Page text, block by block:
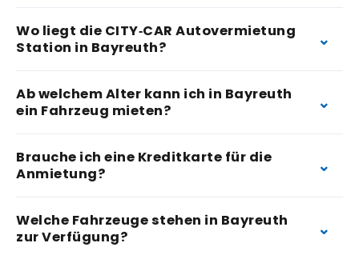
Wo liegt die CITY‑CAR Autovermietung
Station in Bayreuth?
Ab welchem Alter kann ich in Bayreuth
ein Fahrzeug mieten?
Brauche ich eine Kreditkarte für die
Anmietung?
Welche Fahrzeuge stehen in Bayreuth
zur Verfügung?